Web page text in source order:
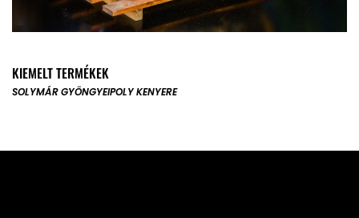
KIEMELT TERMÉKEK
SOLYMÁR GYÖNGYEIPOLY KENYERE